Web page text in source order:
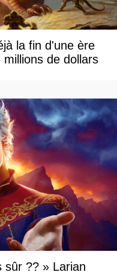
la fin d'une ère
de dollars
sûr ?? » Larian